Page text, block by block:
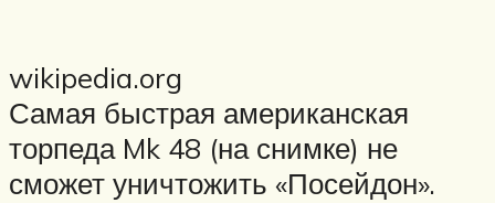
wikipedia.org
Самая быстрая американская
торпеда Mk 48 (на снимке) не
сможет уничтожить «Посейдон».